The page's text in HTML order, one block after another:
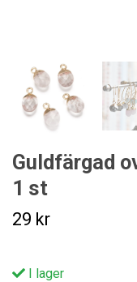
Guldfärgad
1 st
29 kr
I lager